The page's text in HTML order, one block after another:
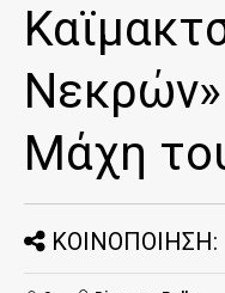
Μάχη
ΚΟΙΝΟΠΟΙΗΣΗ: